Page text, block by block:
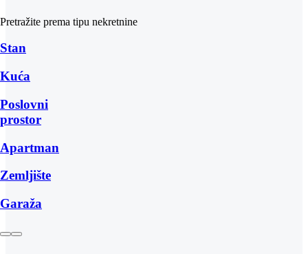
Pretražite prema tipu nekretnine
Stan
Kuća
Poslovni
prostor
Apartman
Zemljište
Garaža